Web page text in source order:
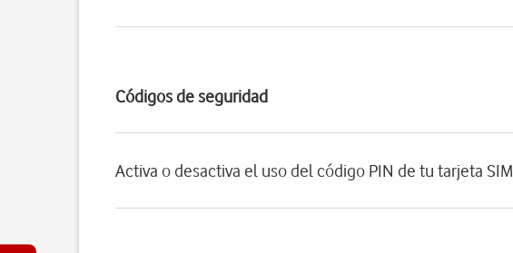
Códigos de seguridad
Activa o desactiva el uso del código PIN de tu tarjeta SIM